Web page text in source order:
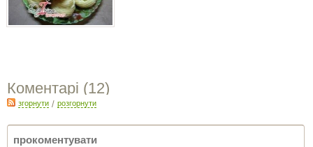
Коментарі (12)
згорнути / розгорнути